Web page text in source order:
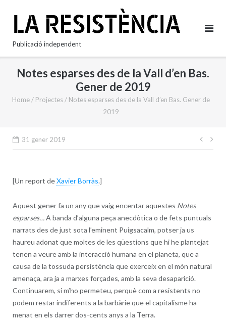
content
Publicació independent
Notes esparses des de la Vall d’en Bas.
Gener de 2019
Home / Projectes / Notes esparses des de la Vall d’en Bas. Gener de
2019
31 gener 2019
[Un report deXavier Borràs.]
Aquest gener fa un any que vaig encentar aquestes Notes
esparses…A banda d’alguna peça anecdòtica o de fets puntuals
narrats des de just sota l’eminent Puigsacalm, potser ja us
haureu adonat que moltes de les qüestions que hi he plantejat
tenen a veure amb la interacció humana en el planeta, que a
causa de la tossuda persistència que exerceix en el món natural
amenaça, ara ja a marxes forçades, amb la seva desaparició.
Continuarem, si m’ho permeteu, perquè com a resistents no
podem restar indiferents a la barbàrie que el capitalisme ha
menat en els darrer dos-cents anys a la Terra.